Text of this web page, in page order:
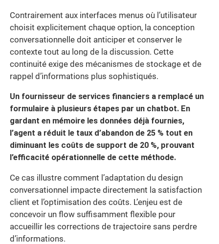
Contrairement aux interfaces menus où l’utilisateur
choisit explicitement chaque option, la conception
conversationnelle doit anticiper et conserver le
contexte tout au long de la discussion. Cette
continuité exige des mécanismes de stockage et de
rappel d’informations plus sophistiqués.
Un fournisseur de services financiers a remplacé un
formulaire à plusieurs étapes par un chatbot. En
gardant en mémoire les données déjà fournies,
l’agent a réduit le taux d’abandon de 25 % tout en
diminuant les coûts de support de 20 %, prouvant
l’efficacité opérationnelle de cette méthode.
Ce cas illustre comment l’adaptation du design
conversationnel impacte directement la satisfaction
client et l’optimisation des coûts. L’enjeu est de
concevoir un flow suffisamment flexible pour
accueillir les corrections de trajectoire sans perdre
d’informations.